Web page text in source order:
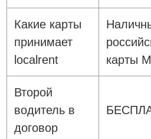
Какие карты
принимает
localrent
карты
Второй
водитель в
договор